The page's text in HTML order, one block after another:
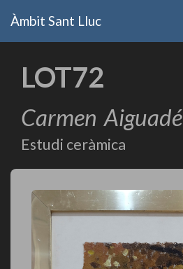
Àmbit Sant Lluc
LOT72
Carmen Aiguadé
Estudi ceràmica